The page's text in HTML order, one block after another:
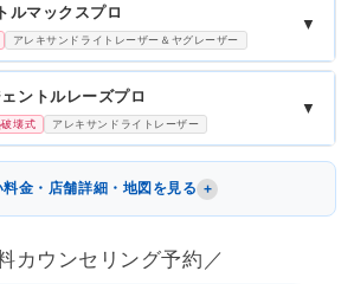
ルマックスプロ
アレキサンドライトレーザー＆ヤグレーザー
▼
ントルレーズプロ
破壊式 アレキサンドライトレーザー
▼
料金・店舗詳細・地図を見る
カウンセリング予約／